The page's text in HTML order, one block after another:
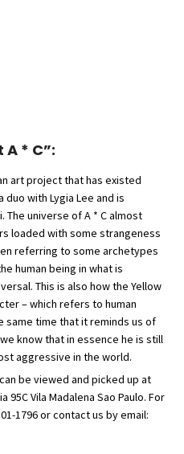
* C”:
art project that has existed
duo with Lygia Lee and is
The universe of A * C almost
loaded with some strangeness
referring to some archetypes
human being in what is
This is also how the Yellow
– which refers to human
same time that it reminds us of
know that in essence he is still
aggressive in the world.
be viewed and picked up at
95C Vila Madalena Sao Paulo. For
1796 or contact us by email: